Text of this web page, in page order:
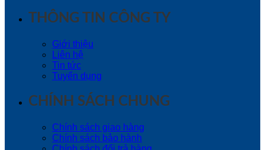
THÔNG TIN CÔNG TY
Giới thiệu
Liên hệ
Tin tức
Tuyển dụng
CHÍNH SÁCH CHUNG
Chính sách giao hàng
Chính sách bảo hành